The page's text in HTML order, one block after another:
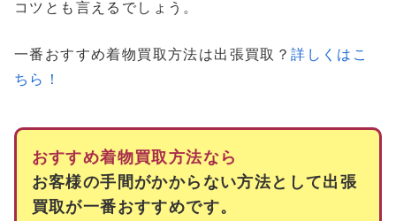
コツとも言えるでしょう。
一番おすすめ着物買取方法は出張買取？詳しくはこ
ちら！
おすすめ着物買取方法なら
お客様の手間がかからない方法として出張
買取が一番おすすめです。